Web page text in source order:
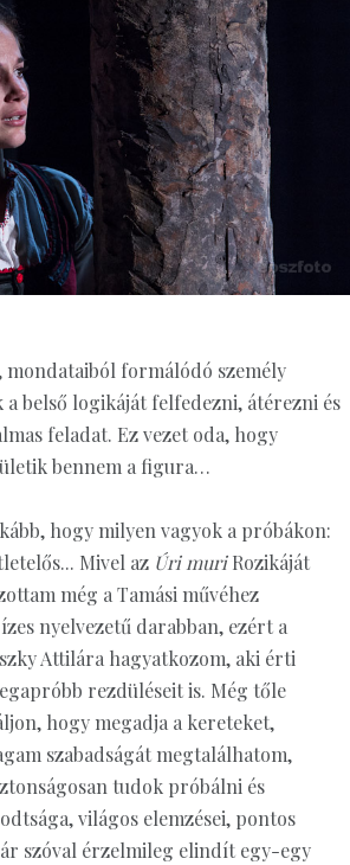
mondataiból formálódó személy
a belső logikáját felfedezni, átérezni és
feladat. Ez vezet oda, hogy
bennem a figura…
hogy milyen vagyok a próbákon:
Mivel az Úri muriRozikáját
még a Tamási művéhez
nyelvezetű darabban, ezért a
Attilára hagyatkozom, aki érti
rezdüléseit is. Még tőle
hogy megadja a kereteket,
szabadságát megtalálhatom,
tudok próbálni és
világos elemzései, pontos
szóval érzelmileg elindít egy-egy